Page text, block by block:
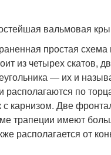
вальмовая
простая схема
из четырех скатов,
— их и
по
с карнизом. Две
трапеции имеют
располагается от